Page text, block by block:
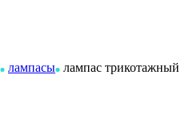
лампасы лампас трикотажный